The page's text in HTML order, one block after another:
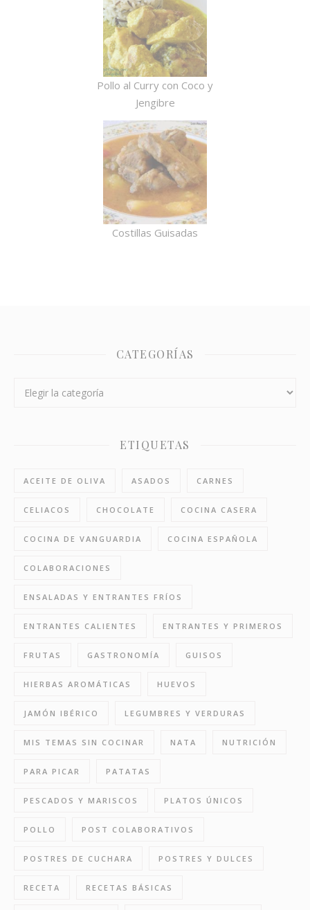
Pollo al Curry con Coco y
Jengibre
Costillas Guisadas
CATEGORÍAS
ETIQUETAS
ACEITE DE OLIVA ASADOS CARNES
CELIACOS CHOCOLATE COCINA CASERA
COCINA DE VANGUARDIA COCINA ESPAÑOLA
COLABORACIONES
ENSALADAS Y ENTRANTES FRÍOS
ENTRANTES CALIENTES ENTRANTES Y PRIMEROS
FRUTAS GASTRONOMÍA GUISOS
HIERBAS AROMÁTICAS HUEVOS
JAMÓN IBÉRICO LEGUMBRES Y VERDURAS
MIS TEMAS SIN COCINAR NATA NUTRICIÓN
PARA PICAR PATATAS
PESCADOS Y MARISCOS PLATOS ÚNICOS
POLLO POST COLABORATIVOS
POSTRES DE CUCHARA POSTRES Y DULCES
RECETA RECETAS BÁSICAS